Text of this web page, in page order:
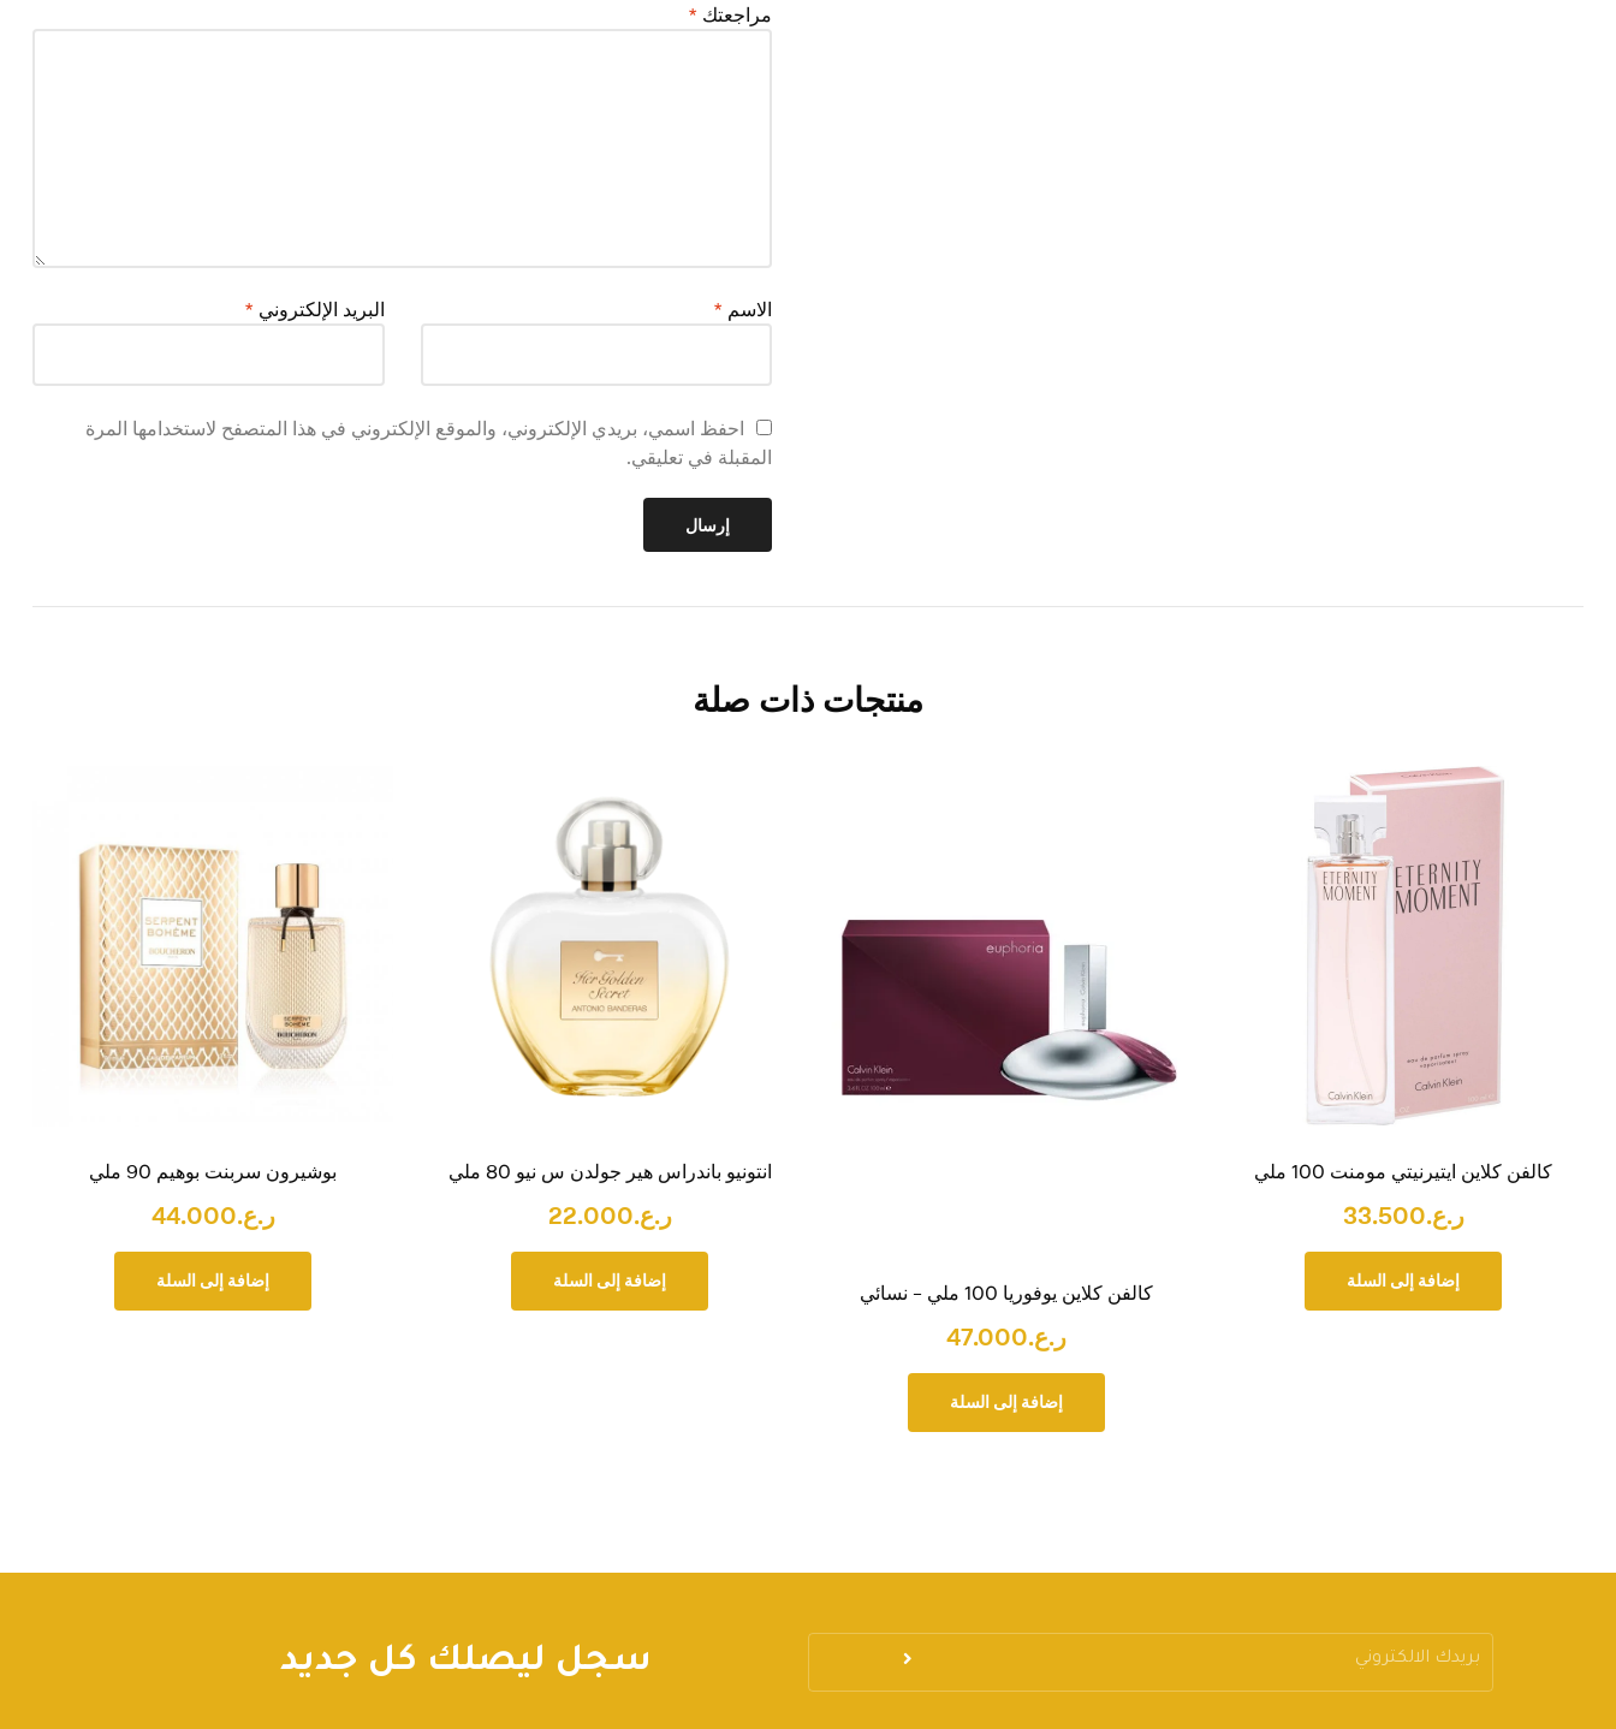
مراجعتك *
الاسم * البريد الإلكتروني *
احفظ اسمي، بريدي الإلكتروني، والموقع الإلكتروني في هذا المتصفح لاستخدامها المرة
المقبلة في تعليقي.
منتجات ذات صلة
كالفن كلاين ايتيرنيتي مومنت 100 ملي
ر.ع.33.500
إضافة إلى السلة كالفن كلاين يوفوريا 100 ملي – نسائي
ر.ع.47.000
إضافة إلى السلة
انتونيو باندراس هير جولدن س نيو 80 ملي
ر.ع.22.000
إضافة إلى السلة
بوشيرون سربنت بوهيم 90 ملي
ر.ع.44.000
إضافة إلى السلة
سجل ليصلك كل جديد